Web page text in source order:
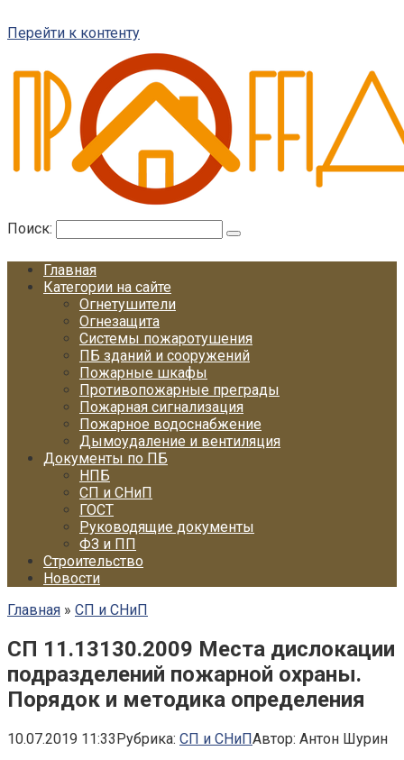
Перейти к контенту
Поиск:
Главная
Категории на сайте
Огнетушители
Огнезащита
Системы пожаротушения
ПБ зданий и сооружений
Пожарные шкафы
Противопожарные преграды
Пожарная сигнализация
Пожарное водоснабжение
Дымоудаление и вентиляция
Документы по ПБ
НПБ
СП и СНиП
ГОСТ
Руководящие документы
ФЗ и ПП
Строительство
Новости
Главная » СП и СНиП
СП 11.13130.2009 Места дислокации
подразделений пожарной охраны.
Порядок и методика определения
10.07.2019 11:33Рубрика: СП и СНиПАвтор: Антон Шурин